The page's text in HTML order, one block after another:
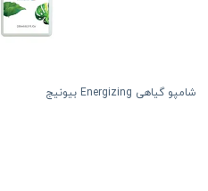
شامپو گیاهی Energizing بیونیج